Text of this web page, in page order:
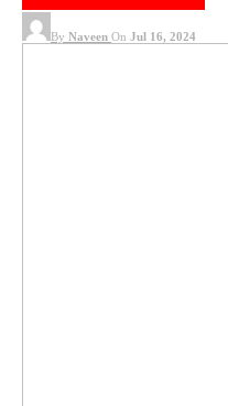
By Naveen On Jul 16, 2024